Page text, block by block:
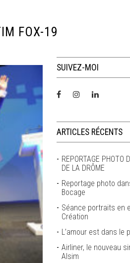
FOX-19
SUIVEZ-MOI
ARTICLES RÉCENTS
REPORTAGE PHOTO
DE LA DRÔME
Reportage photo
Bocage
Séance portraits en
Création
L’amour est dans le
Airliner, le nouveau
Alsim